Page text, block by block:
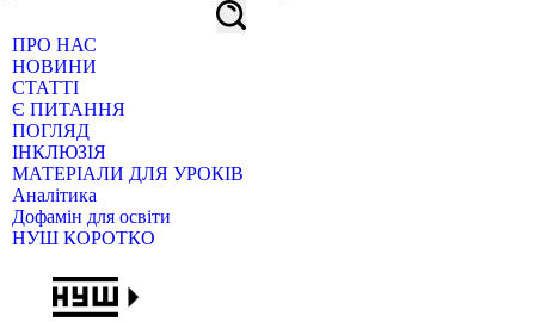
ПРО НАС
НОВИНИ
СТАТТІ
Є ПИТАННЯ
ПОГЛЯД
ІНКЛЮЗІЯ
МАТЕРІАЛИ ДЛЯ УРОКІВ
Аналітика
Дофамін для освіти
НУШ КОРОТКО